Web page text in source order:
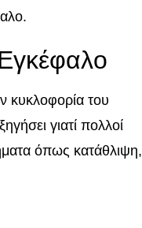
κυκλοφορία του
γιατί πολλοί
όπως κατάθλιψη,